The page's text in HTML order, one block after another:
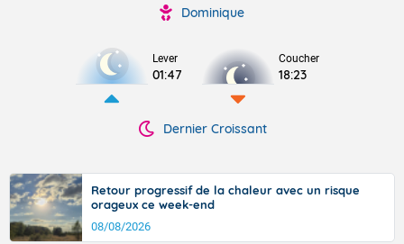
Dominique
Lever
01:47
Coucher
18:23
Dernier Croissant
Retour progressif de la chaleur avec un risque
orageux ce week-end
08/08/2026